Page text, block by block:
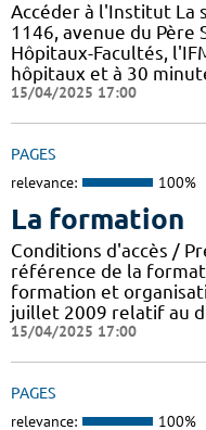
Accéder à l'Institut La
1146, avenue du Père
Hôpitaux-Facultés,
hôpitaux et à 30
15/04/2025 17:00
PAGES
relevance: 100%
La formation
Conditions d'accès /
référence de la
formation et
juillet 2009 relatif au
15/04/2025 17:00
PAGES
relevance: 100%